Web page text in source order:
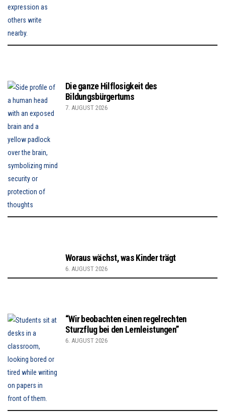
Die ganze Hilflosigkeit des
Bildungsbürgertums
7. AUGUST 2026
Woraus wächst, was Kinder trägt
6. AUGUST 2026
“Wir beobachten einen regelrechten
Sturzflug bei den Lernleistungen”
6. AUGUST 2026